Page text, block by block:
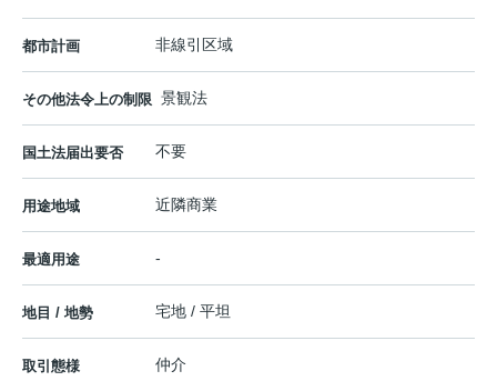
都市計画 非線引区域
その他法令上の制限 景観法
国土法届出要否 不要
用途地域 近隣商業
最適用途 -
地目 / 地勢 宅地 / 平坦
取引態様 仲介